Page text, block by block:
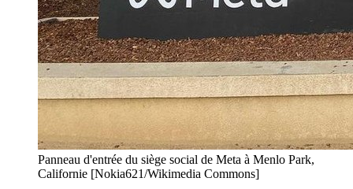
Panneau d'entrée du siège social de Meta à Menlo Park,
Californie [Nokia621/Wikimedia Commons]